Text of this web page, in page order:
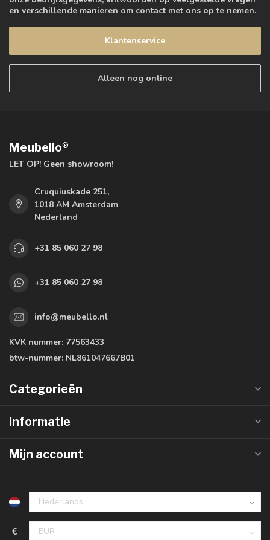
en verschillende manieren om contact met ons op te nemen.
Klantenservice
Alleen nog online
Meubello®
LET OP! Geen showroom!
Cruquiuskade 251,
1018 AM Amsterdam
Nederland
+31 85 060 27 98
+31 85 060 27 98
info@meubello.nl
KVK nummer: 77563433
btw-nummer: NL861047667B01
Categorieën
Informatie
Mijn account
€